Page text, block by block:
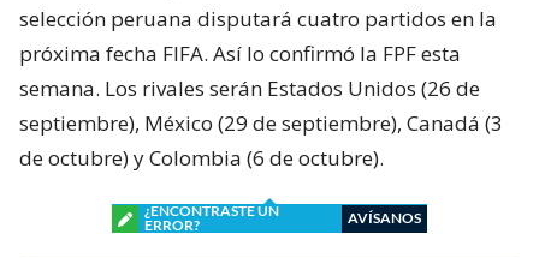
selección peruana disputará cuatro partidos en la
próxima fecha FIFA. Así lo confirmó la FPF esta
semana. Los rivales serán Estados Unidos (26 de
septiembre), México (29 de septiembre), Canadá (3
de octubre) y Colombia (6 de octubre).
¿ENCONTRASTE UN
ERROR?
AVÍSANOS